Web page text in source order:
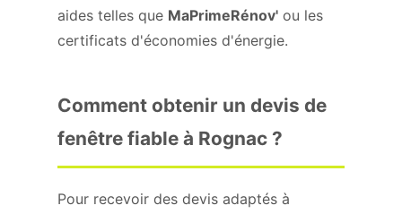
aides telles que MaPrimeRénov' ou les
certificats d'économies d'énergie.
Comment obtenir un devis de
fenêtre fiable à Rognac ?
Pour recevoir des devis adaptés à